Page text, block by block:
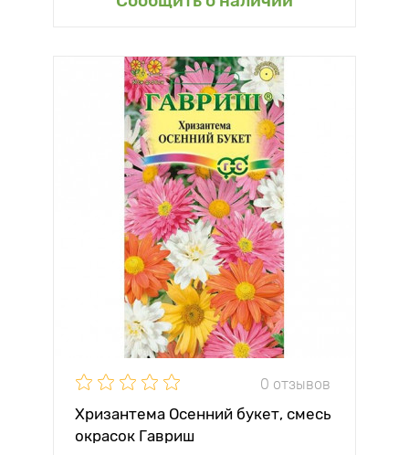
0 отзывов
Хризантема Осенний букет, смесь
окрасок Гавриш